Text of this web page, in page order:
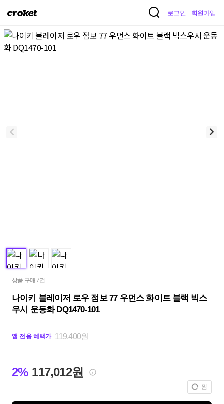
크
켓
로그인 회원가입
상품 구매 7건
나이키 블레이저 로우 점보 77 우먼스 화이트 블랙 빅스
우시 운동화 DQ1470-101
앱 전용 혜택가 119,400원
2% 117,012원
찜